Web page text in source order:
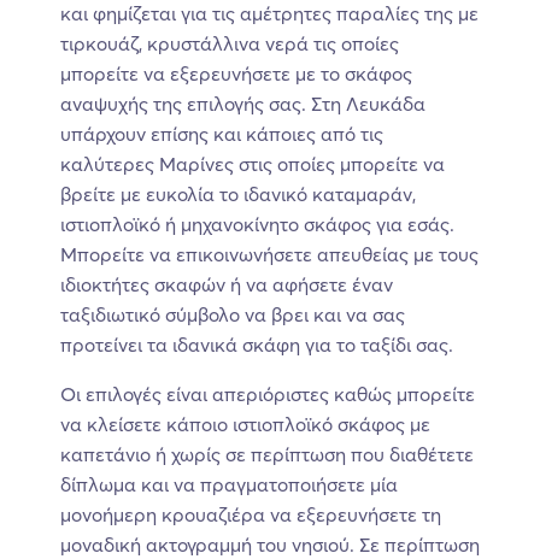
και φημίζεται για τις αμέτρητες παραλίες της με
τιρκουάζ, κρυστάλλινα νερά τις οποίες
μπορείτε να εξερευνήσετε με το σκάφος
αναψυχής της επιλογής σας. Στη Λευκάδα
υπάρχουν επίσης και κάποιες από τις
καλύτερες Μαρίνες στις οποίες μπορείτε να
βρείτε με ευκολία το ιδανικό καταμαράν,
ιστιοπλοϊκό ή μηχανοκίνητο σκάφος για εσάς.
Μπορείτε να επικοινωνήσετε απευθείας με τους
ιδιοκτήτες σκαφών ή να αφήσετε έναν
ταξιδιωτικό σύμβολο να βρει και να σας
προτείνει τα ιδανικά σκάφη για το ταξίδι σας.
Οι επιλογές είναι απεριόριστες καθώς μπορείτε
να κλείσετε κάποιο ιστιοπλοϊκό σκάφος με
καπετάνιο ή χωρίς σε περίπτωση που διαθέτετε
δίπλωμα και να πραγματοποιήσετε μία
μονοήμερη κρουαζιέρα να εξερευνήσετε τη
μοναδική ακτογραμμή του νησιού. Σε περίπτωση